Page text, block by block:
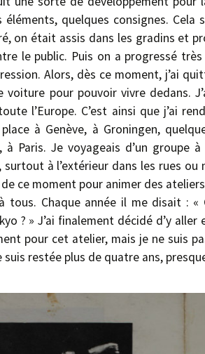
éléments, quelques consignes.
on était assis dans les gradins et
le public. Puis on a progressé
Alors, dès ce moment, j’ai
voiture pour pouvoir vivre dedans.
l’Europe. C’est ainsi que j’ai
à Genève, à Groningen,
à Paris. Je voyageais d’un
surtout à l’extérieur dans les rues
ce moment pour animer des
tous. Chaque année il me disait :
? » J’ai finalement décidé d’y
pour cet atelier, mais je ne suis
suis restée plus de quatre ans,